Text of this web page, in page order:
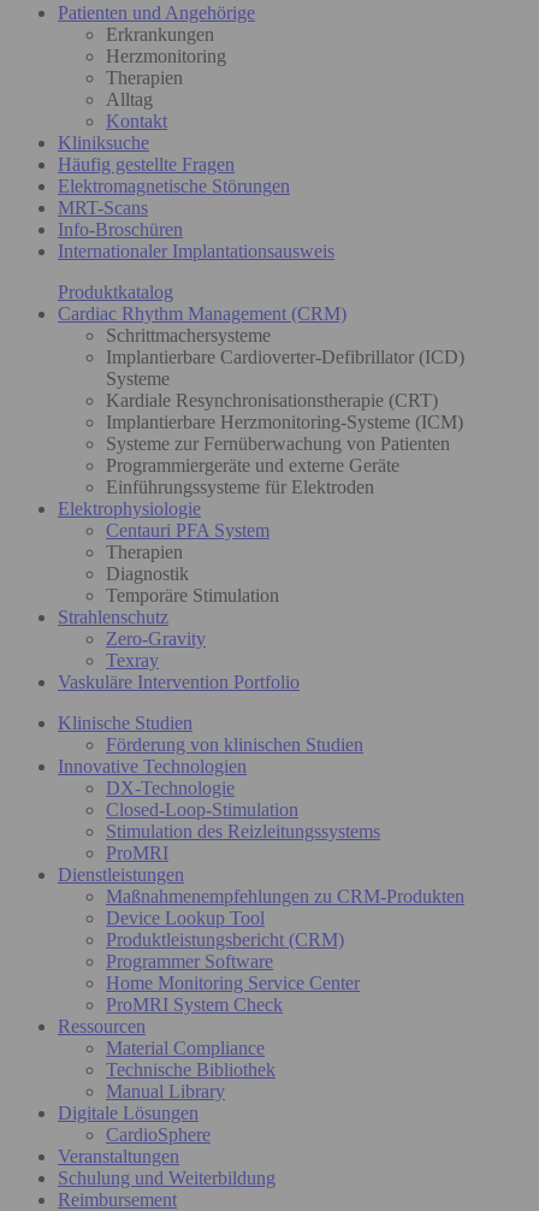
Patienten und Angehörige
Erkrankungen
Herzmonitoring
Therapien
Alltag
Kontakt
Kliniksuche
Häufig gestellte Fragen
Elektromagnetische Störungen
MRT-Scans
Info-Broschüren
Internationaler Implantationsausweis
Produktkatalog
Cardiac Rhythm Management (CRM)
Schrittmachersysteme
Implantierbare Cardioverter-Defibrillator (ICD)
Systeme
Kardiale Resynchronisationstherapie (CRT)
Implantierbare Herzmonitoring-Systeme (ICM)
Systeme zur Fernüberwachung von Patienten
Programmiergeräte und externe Geräte
Einführungssysteme für Elektroden
Elektrophysiologie
Centauri PFA System
Therapien
Diagnostik
Temporäre Stimulation
Strahlenschutz
Zero-Gravity
Texray
Vaskuläre Intervention Portfolio
Klinische Studien
Förderung von klinischen Studien
Innovative Technologien
DX-Technologie
Closed-Loop-Stimulation
Stimulation des Reizleitungssystems
ProMRI
Dienstleistungen
Maßnahmenempfehlungen zu CRM-Produkten
Device Lookup Tool
Produktleistungsbericht (CRM)
Programmer Software
Home Monitoring Service Center
ProMRI System Check
Ressourcen
Material Compliance
Technische Bibliothek
Manual Library
Digitale Lösungen
CardioSphere
Veranstaltungen
Schulung und Weiterbildung
Reimbursement